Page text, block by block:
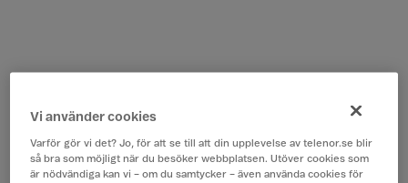
Vi använder cookies
Varför gör vi det? Jo, för att se till att din upplevelse av telenor.se blir
så bra som möjligt när du besöker webbplatsen. Utöver cookies som
är nödvändiga kan vi – om du samtycker – även använda cookies för